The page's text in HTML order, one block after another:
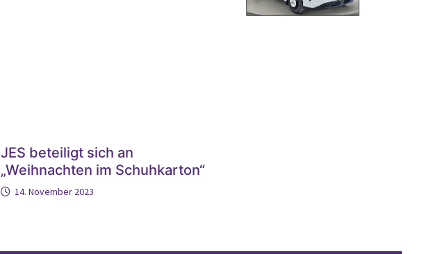
JES beteiligt sich an
„Weihnachten im Schuhkarton“
14. November 2023